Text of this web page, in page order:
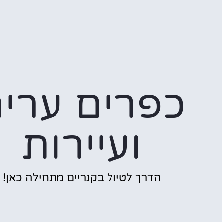
כפרים
ועיירות
הדרך לטיול בקנריים מתחילה כאן!